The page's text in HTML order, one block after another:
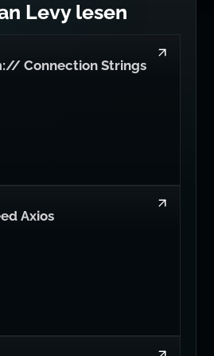
Levy lesen
Connection Strings
Axios